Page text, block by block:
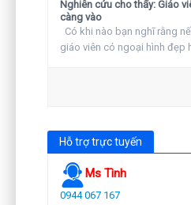
Nghiên cứu cho thấy: Giáo
càng vào
Có khi nào bạn nghĩ rằng
giáo viên có ngoại hình đẹp
Hỗ trợ trực tuyến
Ms Tình
0944 067 167